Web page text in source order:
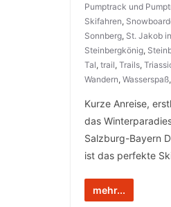
Pumptrack und
Skifahren,
Sonnberg, St. Jakob
Steinbergkönig,
Tal, trail, Trails,
Wandern, Wasserspaß,
Kurze Anreise,
das
Salzburg-Bayern
ist das perfekte
mehr...